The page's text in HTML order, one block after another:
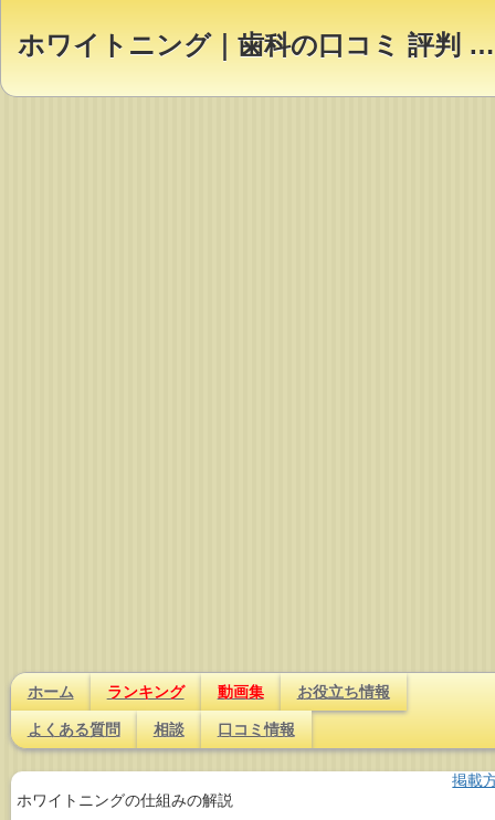
ホワイトニング｜歯科の口コミ 評判 ランキング【Dr.NAVI】
ホーム ランキング 動画集 お役立ち情報
よくある質問 相談 口コミ情報
掲載
ホワイトニングの仕組みの解説